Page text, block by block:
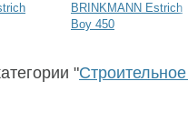
BRINKMANN Estrich
Boy 450
"